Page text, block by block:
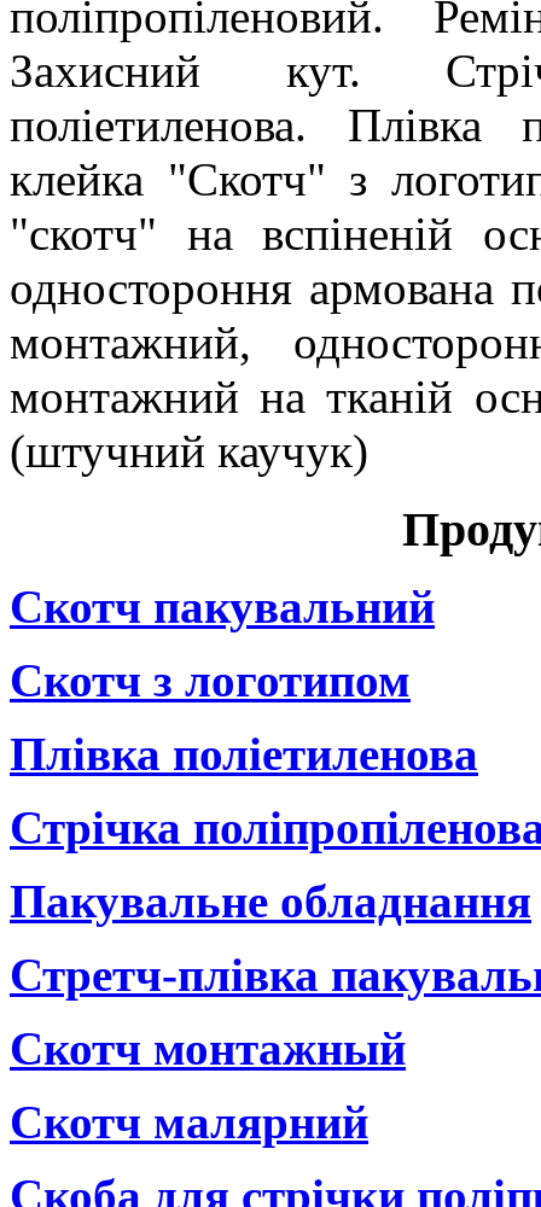
поліпропіленовий.
Захисний кут.
поліетиленова. Плівка
клейка "Cкотч" з
"скотч" на вспіненій
одностороння армована
монтажний,
монтажний на тканій
(штучний каучук)
Скотч пакувальний
Cкотч з логотипом
Плівка поліетиленова
Стрічка
Пакувальне обладнання
Стретч-плівка
Cкотч монтажный
Скотч малярний
Скоба для стрічки